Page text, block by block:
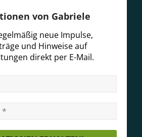
von Gabriele
neue Impulse,
und Hinweise auf
direkt per E-Mail.